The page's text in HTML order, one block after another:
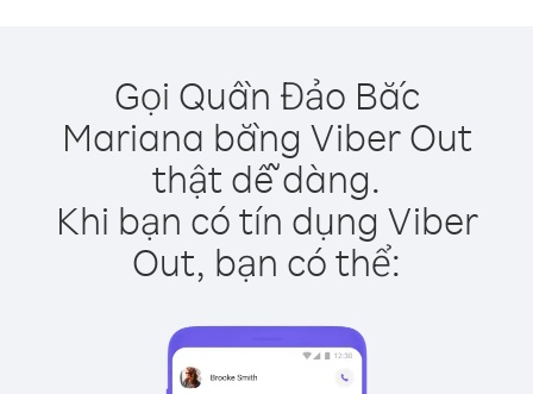
Gọi Quần Đảo Bắc
Mariana bằng Viber Out
thật dễ dàng.
Khi bạn có tín dụng Viber
Out, bạn có thể: